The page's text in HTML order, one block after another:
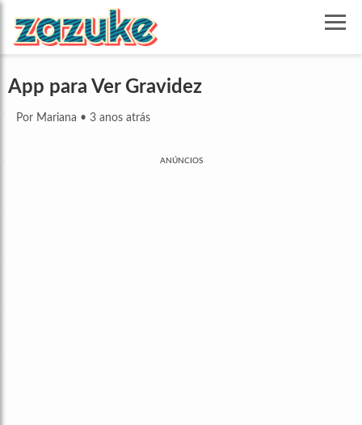
App para Ver Gravidez
Por Mariana • 3 anos atrás
ANÚNCIOS